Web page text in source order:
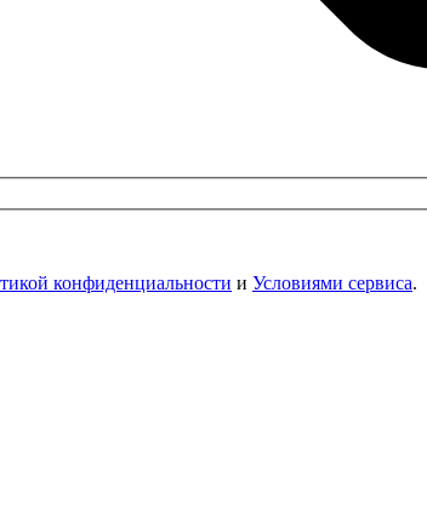
конфиденциальности и Условиями сервиса.